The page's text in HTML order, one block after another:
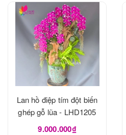
Lan hồ điệp tím đột biến
ghép gỗ lũa - LHD1205
9.000.000₫